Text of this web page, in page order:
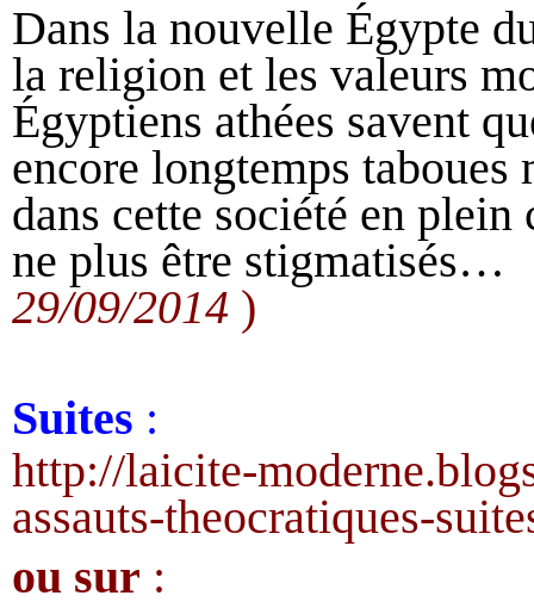
Dans la nouvelle Égypte
la religion et les valeurs
Égyptiens athées savent
encore longtemps
dans cette société en
ne plus être
29/09/2014 )
Suites :
http://laicite-
assauts-theocratiques-
ou sur :